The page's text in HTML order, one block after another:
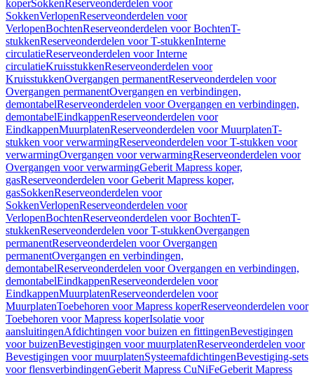
koperSokkenReserveonderdelen voor
SokkenVerlopenReserveonderdelen voor
VerlopenBochtenReserveonderdelen voor BochtenT-
stukkenReserveonderdelen voor T-stukkenInterne
circulatieReserveonderdelen voor Interne
circulatieKruisstukkenReserveonderdelen voor
KruisstukkenOvergangen permanentReserveonderdelen voor
Overgangen permanentOvergangen en verbindingen,
demontabelReserveonderdelen voor Overgangen en verbindingen,
demontabelEindkappenReserveonderdelen voor
EindkappenMuurplatenReserveonderdelen voor MuurplatenT-
stukken voor verwarmingReserveonderdelen voor T-stukken voor
verwarmingOvergangen voor verwarmingReserveonderdelen voor
Overgangen voor verwarmingGeberit Mapress koper,
gasReserveonderdelen voor Geberit Mapress koper,
gasSokkenReserveonderdelen voor
SokkenVerlopenReserveonderdelen voor
VerlopenBochtenReserveonderdelen voor BochtenT-
stukkenReserveonderdelen voor T-stukkenOvergangen
permanentReserveonderdelen voor Overgangen
permanentOvergangen en verbindingen,
demontabelReserveonderdelen voor Overgangen en verbindingen,
demontabelEindkappenReserveonderdelen voor
EindkappenMuurplatenReserveonderdelen voor
MuurplatenToebehoren voor Mapress koperReserveonderdelen voor
Toebehoren voor Mapress koperIsolatie voor
aansluitingenAfdichtingen voor buizen en fittingenBevestigingen
voor buizenBevestigingen voor muurplatenReserveonderdelen voor
Bevestigingen voor muurplatenSysteemafdichtingenBevestiging-sets
voor flensverbindingenGeberit Mapress CuNiFeGeberit Mapress